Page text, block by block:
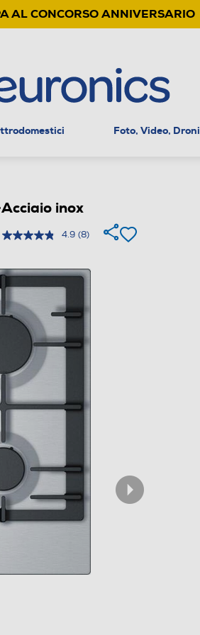
AL CONCORSO ANNIVERSARIO
Foto, Video, Droni
inox
4.9 (8)